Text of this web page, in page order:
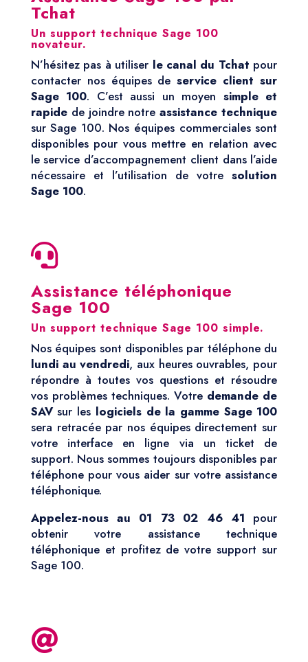
Tchat
Un support technique Sage 100
novateur.
N’hésitez pas à utiliser le canal du Tchat pour
contacter nos équipes deservice client sur
Sage 100. C’est aussi un moyen simple et
rapidede joindre notreassistance technique
sur Sage 100. Nos équipes commerciales sont
disponibles pour vous mettre en relation avec
le service d’accompagnement client dans l’aide
nécessaire et l’utilisation de votresolution
Sage 100.

Assistance téléphonique
Sage 100
Un support technique Sage 100 simple.
Nos équipes sont disponibles par téléphone du
lundi au vendredi, aux heures ouvrables, pour
répondre à toutes vos questions et résoudre
vos problèmes techniques. Votre demande de
SAVsur les logiciels de la gamme Sage 100
sera retracée par nos équipes directement sur
votre interface en ligne via un ticket de
support. Nous sommes toujours disponibles par
téléphone pour vous aider sur votre assistance
téléphonique.
Appelez-nous au 01 73 02 46 41 pour
obtenir votre assistance technique
téléphonique et profitez de votre support sur
Sage 100.
